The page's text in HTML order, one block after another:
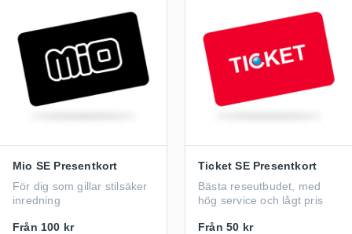
Mio SE Presentkort
För dig som gillar stilsäker
inredning
Från 100 kr
Ticket SE Presentkort
Bästa reseutbudet, med
hög service och lågt pris
Från 50 kr